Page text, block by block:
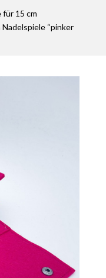
für 15 cm
“pinker